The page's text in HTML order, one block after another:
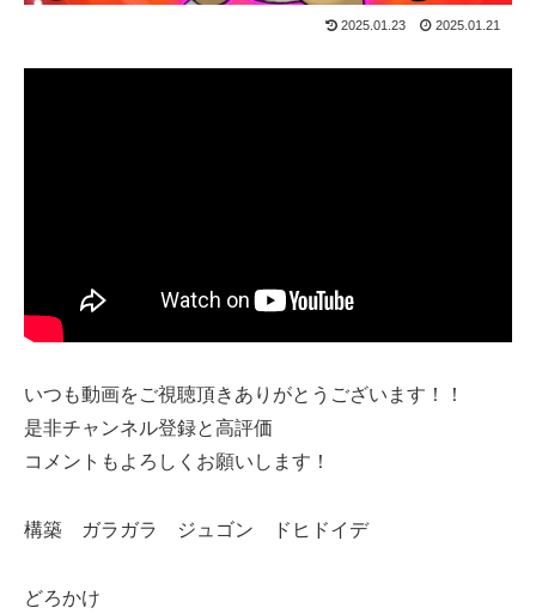
2025.01.23 2025.01.21
いつも動画をご視聴頂きありがとうございます！！
是非チャンネル登録と高評価
コメントもよろしくお願いします！
構築 ガラガラ ジュゴン ドヒドイデ
どろかけ